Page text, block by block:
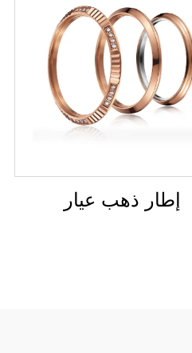
إطار ذهب عيار